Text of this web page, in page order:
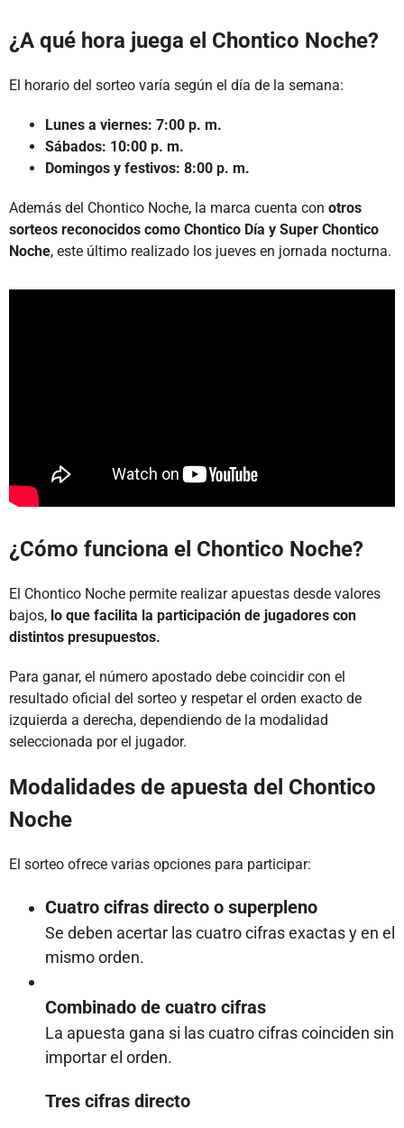
¿A qué hora juega el Chontico Noche?
El horario del sorteo varía según el día de la semana:
Lunes a viernes: 7:00 p. m.
Sábados: 10:00 p. m.
Domingos y festivos: 8:00 p. m.
Además del Chontico Noche, la marca cuenta con otros
sorteos reconocidos como Chontico Día y Super Chontico
Noche, este último realizado los jueves en jornada nocturna.
¿Cómo funciona el Chontico Noche?
El Chontico Noche permite realizar apuestas desde valores
bajos, lo que facilita la participación de jugadores con
distintos presupuestos.
Para ganar, el número apostado debe coincidir con el
resultado oficial del sorteo y respetar el orden exacto de
izquierda a derecha, dependiendo de la modalidad
seleccionada por el jugador.
Modalidades de apuesta del Chontico
Noche
El sorteo ofrece varias opciones para participar:
Cuatro cifras directo o superpleno
Se deben acertar las cuatro cifras exactas y en el
mismo orden.
Combinado de cuatro cifras
La apuesta gana si las cuatro cifras coinciden sin
importar el orden.
Tres cifras directo